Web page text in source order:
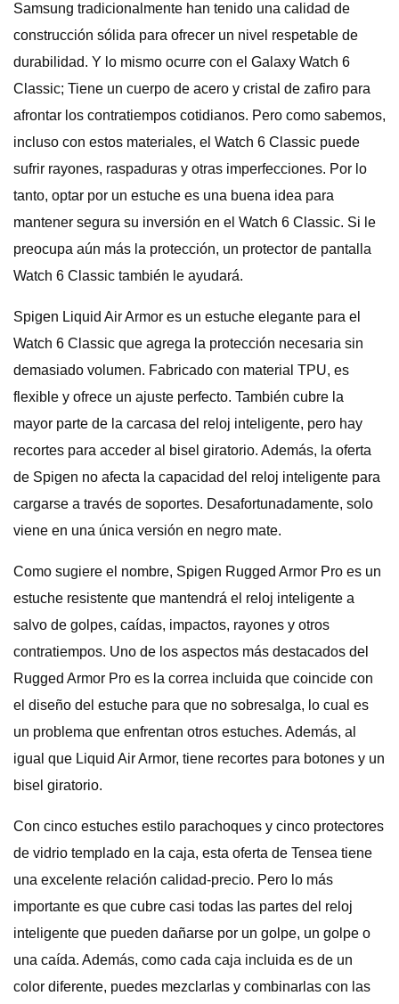
Samsung tradicionalmente han tenido una calidad de
construcción sólida para ofrecer un nivel respetable de
durabilidad. Y lo mismo ocurre con el Galaxy Watch 6
Classic; Tiene un cuerpo de acero y cristal de zafiro para
afrontar los contratiempos cotidianos. Pero como sabemos,
incluso con estos materiales, el Watch 6 Classic puede
sufrir rayones, raspaduras y otras imperfecciones. Por lo
tanto, optar por un estuche es una buena idea para
mantener segura su inversión en el Watch 6 Classic. Si le
preocupa aún más la protección, un protector de pantalla
Watch 6 Classic también le ayudará.
Spigen Liquid Air Armor es un estuche elegante para el
Watch 6 Classic que agrega la protección necesaria sin
demasiado volumen. Fabricado con material TPU, es
flexible y ofrece un ajuste perfecto. También cubre la
mayor parte de la carcasa del reloj inteligente, pero hay
recortes para acceder al bisel giratorio. Además, la oferta
de Spigen no afecta la capacidad del reloj inteligente para
cargarse a través de soportes. Desafortunadamente, solo
viene en una única versión en negro mate.
Como sugiere el nombre, Spigen Rugged Armor Pro es un
estuche resistente que mantendrá el reloj inteligente a
salvo de golpes, caídas, impactos, rayones y otros
contratiempos. Uno de los aspectos más destacados del
Rugged Armor Pro es la correa incluida que coincide con
el diseño del estuche para que no sobresalga, lo cual es
un problema que enfrentan otros estuches. Además, al
igual que Liquid Air Armor, tiene recortes para botones y un
bisel giratorio.
Con cinco estuches estilo parachoques y cinco protectores
de vidrio templado en la caja, esta oferta de Tensea tiene
una excelente relación calidad-precio. Pero lo más
importante es que cubre casi todas las partes del reloj
inteligente que pueden dañarse por un golpe, un golpe o
una caída. Además, como cada caja incluida es de un
color diferente, puedes mezclarlas y combinarlas con las